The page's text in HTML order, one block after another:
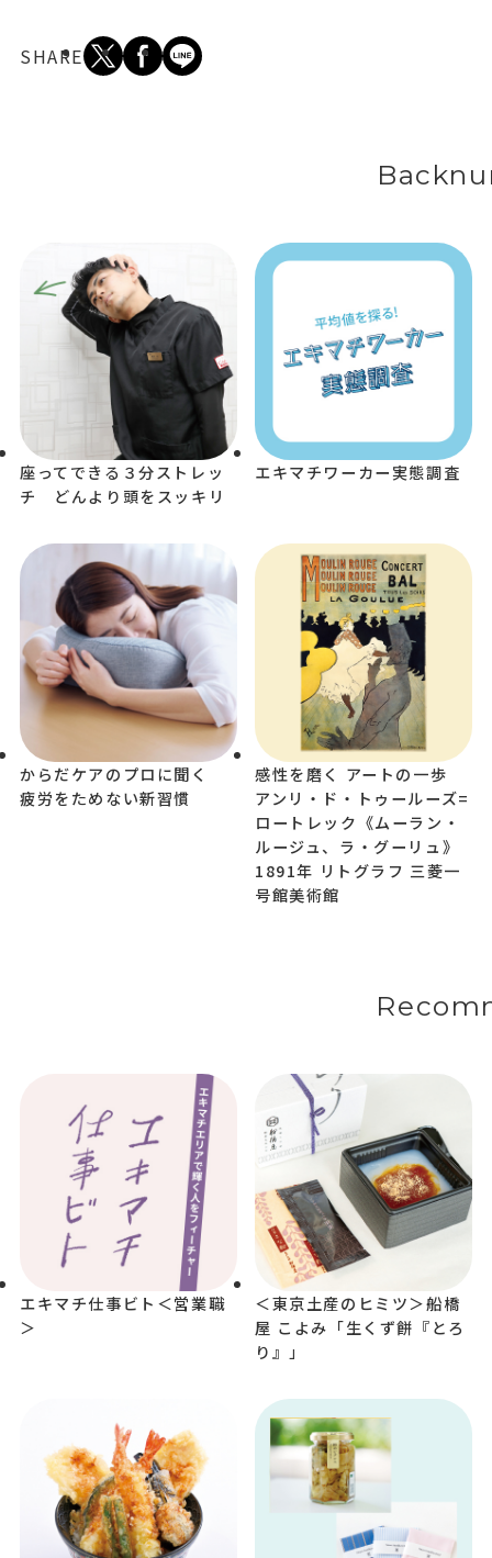
SHARE
座ってできる３分ストレッ
チ どんより頭をスッキリ
エキマチワーカー実態調査
からだケアのプロに聞く
疲労をためない新習慣
感性を磨く アートの一歩
アンリ・ド・トゥールーズ=
ロートレック《ムーラン・
ルージュ、ラ・グーリュ》
1891年 リトグラフ 三菱一
号館美術館
エキマチ仕事ビト＜営業職
＞
＜東京土産のヒミツ＞船橋
屋 こよみ「生くず餅『とろ
り』」